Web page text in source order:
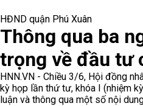
HĐND quận Phú Xuân
Thông qua ba
trọng về đầu tư
HNN.VN - Chiều 3/6, Hội đồng
kỳ họp lần thứ tư, khóa I (nhiệm
luận và thông qua một số nội